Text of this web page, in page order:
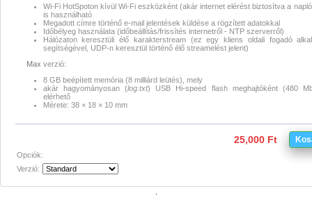
Wi-Fi HotSpoton kívül Wi-Fi eszközként (akár internet elérést biztosítva a
is használható
Megadott címre történő e-mail jelentések küldése a rögzített adatokkal
Időbélyeg használata (időbeállítás/frissítés internetről - NTP szerverről)
Hálózaton keresztüli élő karakterstream (ez egy kliens oldali fogadó
segítségével, UDP-n keresztül történő élő streamelést jelent)
Max verzió:
8 GB beépített memória (8 milliárd leütés), mely
akár hagyományosan (log.txt) USB Hi-speed flash meghajtóként (480
elérhető
Mérete: 38 × 18 × 10 mm
25,000 Ft
Opciók:
Verzió: